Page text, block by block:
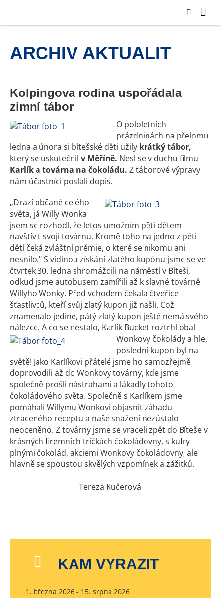
ARCHIV AKTUALIT
Kolpingova rodina uspořádala
zimní tábor
O pololetních
prázdninách na přelomu
ledna a února si bítešské děti užily krátký tábor,
který se uskutečnil v Měříně. Nesl se v duchu filmu
Karlík a továrna na čokoládu. Z táborové výpravy
nám účastníci poslali dopis.
„Drazí občané celého
světa, já Willy Wonka
jsem se rozhodl, že letos umožním pěti dětem
navštívit svoji továrnu. Kromě toho na jedno z pěti
dětí čeká zvláštní prémie, o které se nikomu ani
nesnilo." S vidinou získání zlatého kupónu jsme se ve
čtvrtek 30. ledna shromáždili na náměstí v Bíteši,
odkud jsme autobusem zamířili až k slavné továrně
Willyho Wonky. Před vchodem čekala čtveřice
šťastlivců, kteří svůj zlatý kupon již našli. Což
znamenalo jediné, pátý zlatý kupon ještě nemá svého
nálezce. A co se nestalo, Karlík Bucket roztrhl obal
Wonkovy čokolády a hle,
poslední kupon byl na
světě! Jako Karlíkovi přátelé jsme ho samozřejmě
doprovodili až do Wonkovy továrny, kde jsme
společně prošli nástrahami a lákadly tohoto
čokoládového světa. Společně s Karlíkem jsme
pomáhali Willymu Wonkovi objasnit záhadu
ztraceného receptu a naše snažení nezůstalo
neoceněno. Z továrny jsme se vraceli zpět do Bíteše v
krásných firemních tričkách čokoládovny, s kufry
plnými čokolád, akciemi Wonkovy čokoládovny, ale
hlavně se spoustou skvělých vzpomínek a zážitků.
Tereza Kučerová
KAM VYRAZIT
1. března 2026 - 15. srpna 2026